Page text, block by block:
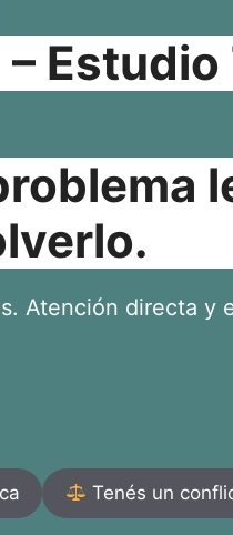
Estudio
Atención directa y
Tenés un